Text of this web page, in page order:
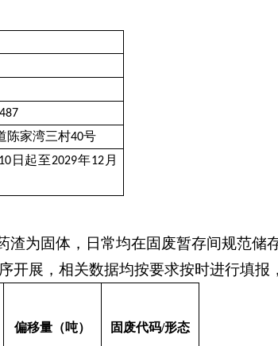
陈家湾三村40号
10日起至2029年12 月
渣为固体，日常均在固废暂存间规范
展，相关数据均按要求按时进行填报
偏移量（吨） 固废代码/形态